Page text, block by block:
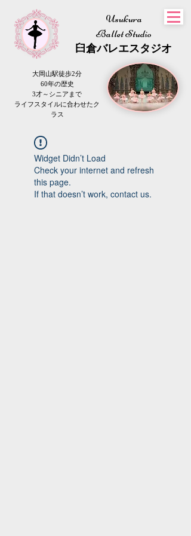
Usukura
Ballet Studio
​臼倉バレエスタジオ
大岡山駅徒歩2分
60年の歴史
3才～シニアまで
​ライフスタイルに合わせたク
ラス
Widget Didn’t Load
Check your internet and refresh
this page.
If that doesn’t work, contact us.